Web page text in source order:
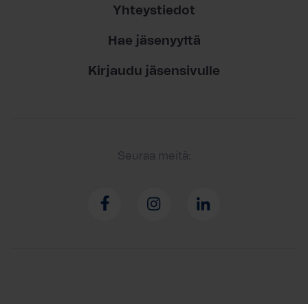
Yhteystiedot
Hae jäsenyyttä
Kirjaudu jäsensivulle
Seuraa meitä: